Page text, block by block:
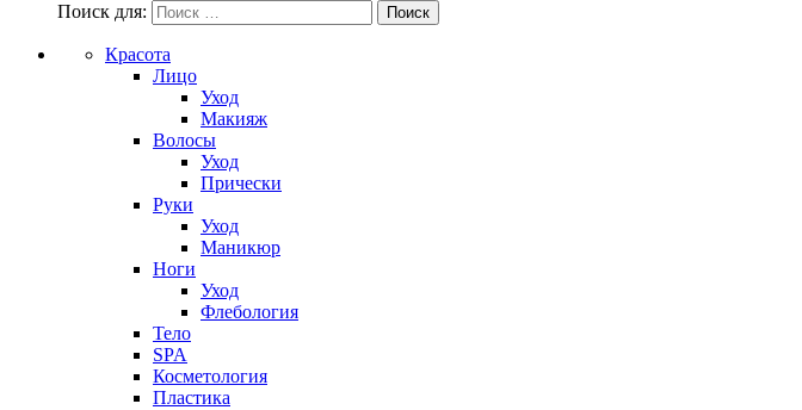
Поиск для:
Поиск
Красота
Лицо
Уход
Макияж
Волосы
Уход
Прически
Руки
Уход
Маникюр
Ноги
Уход
Флебология
Тело
SPA
Косметология
Пластика